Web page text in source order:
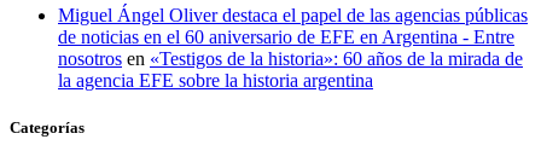
Miguel Ángel Oliver destaca el papel de las agencias públicas
de noticias en el 60 aniversario de EFE en Argentina - Entre
nosotros en «Testigos de la historia»: 60 años de la mirada de
la agencia EFE sobre la historia argentina
Categorías